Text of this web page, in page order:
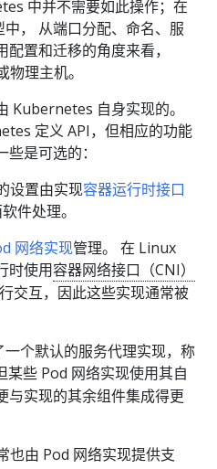
中并不需要如此操作；在
， 从端口分配、命名、服
置和迁移的角度来看，
理主机。
Kubernetes 自身实现的。
定义 API，但相应的功能
是可选的：
设置由实现容器运行时接口
件处理。
网络实现管理。 在 Linux
时使用容器网络接口（CNI）
交互，因此这些实现通常被
个默认的服务代理实现，称
某些 Pod 网络实现使用其自
与实现的其余组件集成得更
由 Pod 网络实现提供支